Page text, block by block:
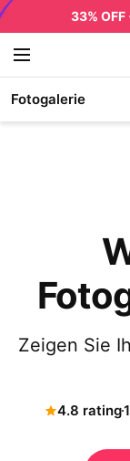
33% OFF
Fotogalerie
Zeigen Sie
4.8 rating